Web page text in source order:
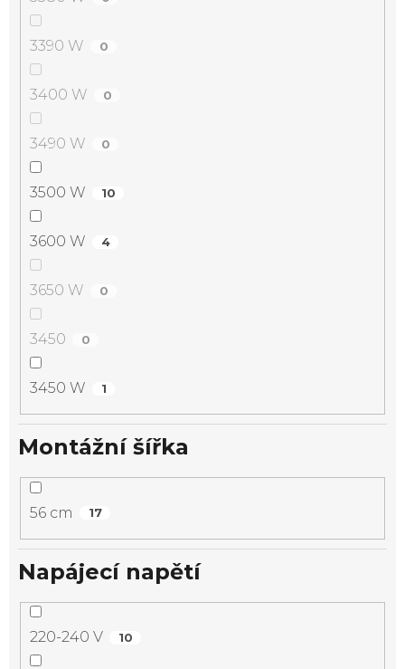
3390 W 0
3400 W 0
3490 W 0
3500 W 10
3600 W 4
3650 W 0
3450 0
3450 W 1
Montážní šířka
56 cm 17
Napájecí napětí
220-240 V 10